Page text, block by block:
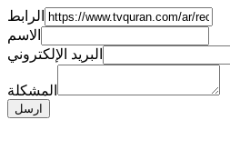
الرابط
الاسم
البريد الإلكتروني
المشكلة
ارسل